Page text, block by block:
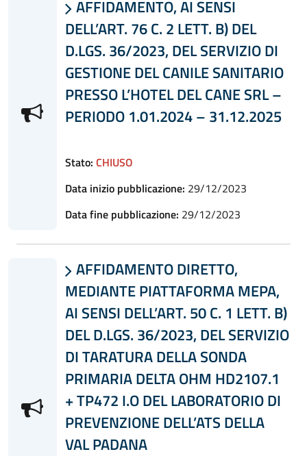
 AFFIDAMENTO, AI SENSI
DELL’ART. 76 C. 2 LETT. B) DEL
D.LGS. 36/2023, DEL SERVIZIO DI
GESTIONE DEL CANILE SANITARIO
PRESSO L’HOTEL DEL CANE SRL –
PERIODO 1.01.2024 – 31.12.2025
Stato: CHIUSO
Data inizio pubblicazione: 29/12/2023
Data fine pubblicazione: 29/12/2023
 AFFIDAMENTO DIRETTO,
MEDIANTE PIATTAFORMA MEPA,
AI SENSI DELL’ART. 50 C. 1 LETT. B)
DEL D.LGS. 36/2023, DEL SERVIZIO
DI TARATURA DELLA SONDA
PRIMARIA DELTA OHM HD2107.1
+ TP472 I.O DEL LABORATORIO DI
PREVENZIONE DELL’ATS DELLA
VAL PADANA